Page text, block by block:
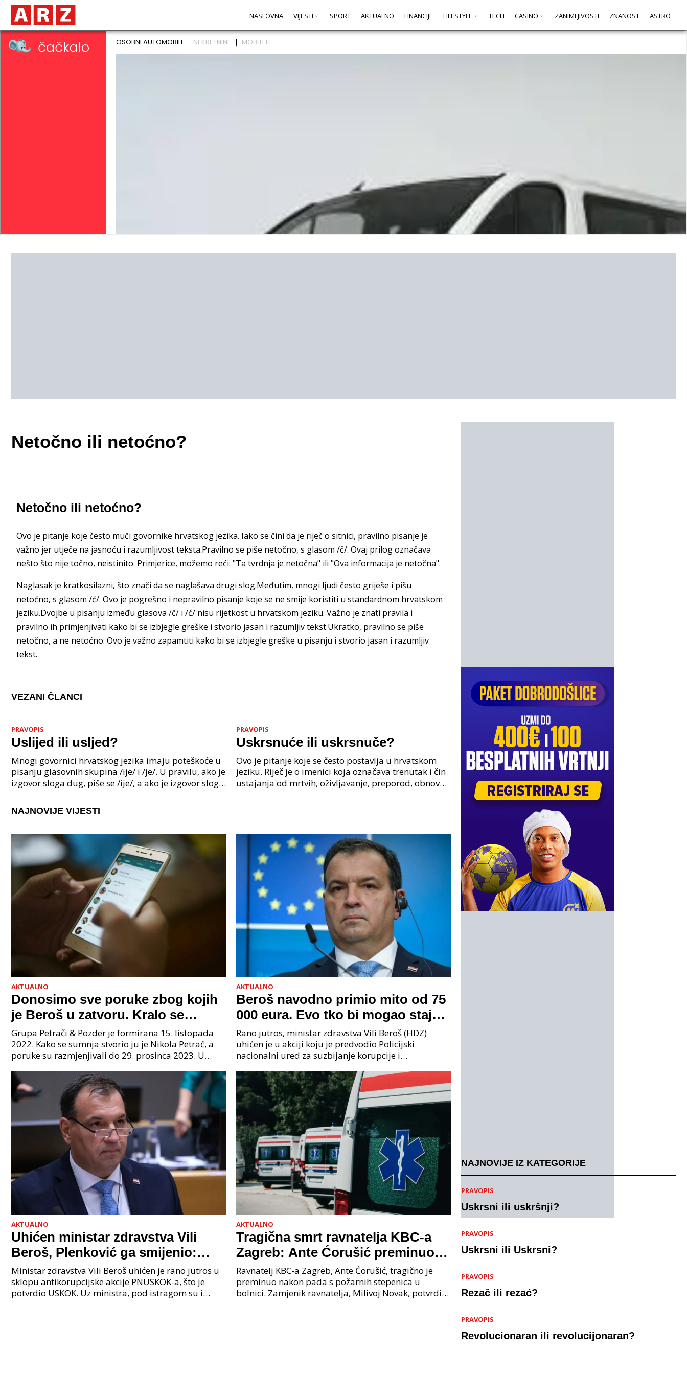
NASLOVNA VIJESTI SPORT AKTUALNO FINANCIJE LIFESTYLE TECH CASINO ZANIMLJIVOSTI ZNANOST ASTRO
Netočno ili netoćno?
Netočno ili netoćno?
Ovo je pitanje koje često muči govornike hrvatskog jezika. Iako se čini da je riječ o sitnici, pravilno pisanje je
važno jer utječe na jasnoću i razumljivost teksta.Pravilno se piše netočno, s glasom /č/. Ovaj prilog označava
nešto što nije točno, neistinito. Primjerice, možemo reći: "Ta tvrdnja je netočna" ili "Ova informacija je netočna".
Naglasak je kratkosilazni, što znači da se naglašava drugi slog.Međutim, mnogi ljudi često griješe i pišu
netoćno, s glasom /ć/. Ovo je pogrešno i nepravilno pisanje koje se ne smije koristiti u standardnom hrvatskom
jeziku.Dvojbe u pisanju između glasova /č/ i /ć/ nisu rijetkost u hrvatskom jeziku. Važno je znati pravila i
pravilno ih primjenjivati kako bi se izbjegle greške i stvorio jasan i razumljiv tekst.Ukratko, pravilno se piše
netočno, a ne netoćno. Ovo je važno zapamtiti kako bi se izbjegle greške u pisanju i stvorio jasan i razumljiv
tekst.
VEZANI ČLANCI
PRAVOPIS
Uslijed ili usljed?
Mnogi govornici hrvatskog jezika imaju poteškoće u
pisanju glasovnih skupina /ije/ i /je/. U pravilu, ako je
izgovor sloga dug, piše se /ije/, a ako je izgovor sloga
PRAVOPIS
Uskrsnuće ili uskrsnuče?
Ovo je pitanje koje se često postavlja u hrvatskom
jeziku. Riječ je o imenici koja označava trenutak i čin
ustajanja od mrtvih, oživljavanje, preporod, obnovu.
NAJNOVIJE VIJESTI
AKTUALNO
Donosimo sve poruke zbog kojih
je Beroš u zatvoru. Kralo se
godinama. Tko će iz vlade biti
sljedeći uhićen?
Grupa Petrači & Pozder je formirana 15. listopada
2022. Kako se sumnja stvorio ju je Nikola Petrač, a
poruke su razmjenjivali do 29. prosinca 2023. U
AKTUALNO
Beroš navodno primio mito od 75
000 eura. Evo tko bi mogao stajati
na čelu zločinačkog udruženja
Rano jutros, ministar zdravstva Vili Beroš (HDZ)
uhićen je u akciji koju je predvodio Policijski
nacionalni ured za suzbijanje korupcije i
priopćenju USKOK
AKTUALNO
Uhićen ministar zdravstva Vili
Beroš, Plenković ga smijenio:
Istraga USKOK-a zbog korupcije
Ministar zdravstva Vili Beroš uhićen je rano jutros u
sklopu antikorupcijske akcije PNUSKOK-a, što je
potvrdio USKOK. Uz ministra, pod istragom su i
AKTUALNO
Tragična smrt ravnatelja KBC-a
Zagreb: Ante Ćorušić preminuo
nakon pada u bolnici, policija na
mjestu događaja
Ravnatelj KBC-a Zagreb, Ante Ćorušić, tragično je
preminuo nakon pada s požarnih stepenica u
bolnici. Zamjenik ravnatelja, Milivoj Novak, potvrdio
NAJNOVIJE IZ KATEGORIJE
PRAVOPIS
Uskrsni ili uskršnji?
PRAVOPIS
Uskrsni ili Uskrsni?
PRAVOPIS
Rezač ili rezać?
PRAVOPIS
Revolucionaran ili revolucijonaran?